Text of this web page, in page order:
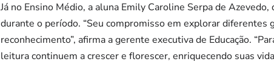
Já no Ensino Médio, a aluna Emily Caroline Serpa de
durante o período. “Seu compromisso em explorar diferentes
reconhecimento”, afirma a gerente executiva de Educação.
leitura continuem a crescer e florescer, enriquecendo suas